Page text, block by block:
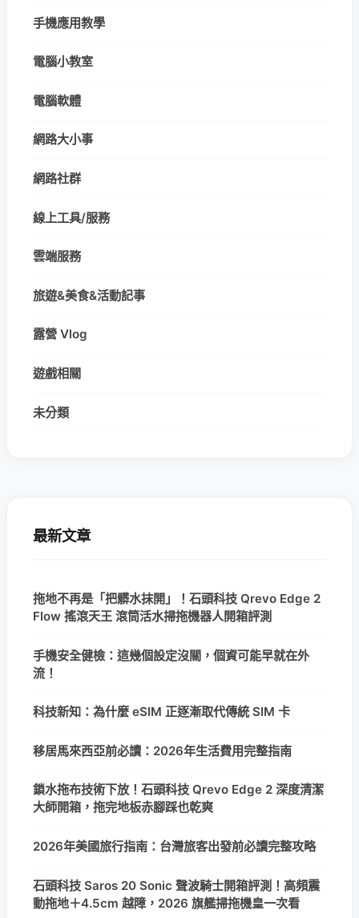
手機應用教學
電腦小教室
電腦軟體
網路大小事
網路社群
線上工具/服務
雲端服務
旅遊&美食&活動記事
露營 Vlog
遊戲相關
未分類
最新文章
拖地不再是「把髒水抹開」！石頭科技 Qrevo Edge 2
Flow 搖滾天王 滾筒活水掃拖機器人開箱評測
手機安全健檢：這幾個設定沒關，個資可能早就在外
流！
科技新知：為什麼 eSIM 正逐漸取代傳統 SIM 卡
移居馬來西亞前必讀：2026年生活費用完整指南
鎖水拖布技術下放！石頭科技 Qrevo Edge 2 深度清潔
大師開箱，拖完地板赤腳踩也乾爽
2026年美國旅行指南：台灣旅客出發前必讀完整攻略
石頭科技 Saros 20 Sonic 聲波騎士開箱評測！高頻震
動拖地＋4.5cm 越障，2026 旗艦掃拖機皇一次看